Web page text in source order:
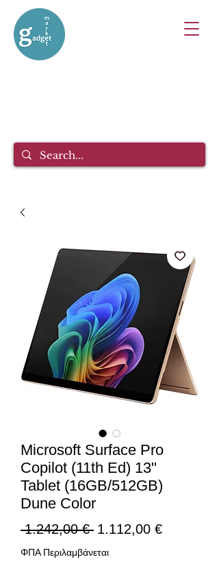
Microsoft Surface Pro
Copilot (11th Ed) 13"
Tablet (16GB/512GB)
Dune Color
1.242,00 € Κανονική
τιμή
1.112,00 €Τιμή
ΦΠΑ Περιλαμβάνεται